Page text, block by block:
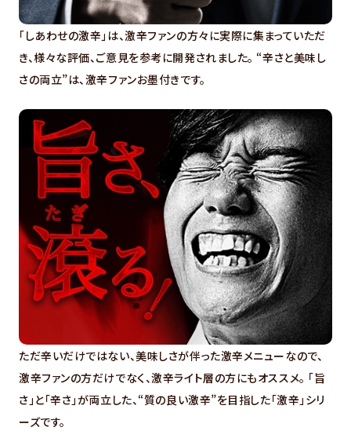
「しあわせの激辛」は、激辛ファンの方々に実際に集まっていただ
き、様々な評価、ご意見を参考に開発されました。 “辛さと美味し
さの両立”は、激辛ファンお墨付きです。
ただ辛いだけではない、美味しさが伴った激辛メニューなので、
激辛ファンの方だけでなく、激辛ライト層の方にもオススメ。 「旨
さ」と「辛さ」が両立した、“質の良い激辛”を目指した「激辛」シリ
ーズです。